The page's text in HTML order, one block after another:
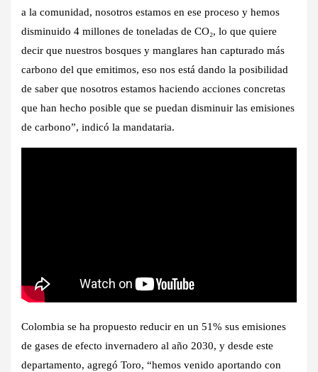
a la comunidad, nosotros estamos en ese proceso y hemos
disminuido 4 millones de toneladas de CO₂, lo que quiere
decir que nuestros bosques y manglares han capturado más
carbono del que emitimos, eso nos está dando la posibilidad
de saber que nosotros estamos haciendo acciones concretas
que han hecho posible que se puedan disminuir las emisiones
de carbono”, indicó la mandataria.
Colombia se ha propuesto reducir en un 51% sus emisiones
de gases de efecto invernadero al año 2030, y desde este
departamento, agregó Toro, “hemos venido aportando con